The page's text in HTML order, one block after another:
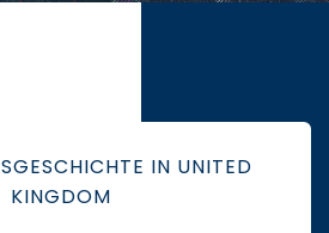
IN UNITED
KINGDOM